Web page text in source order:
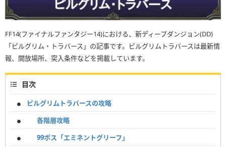
FF14(ファイナルファンタジー14)における、新ディープダンジョン(DD)
「ピルグリム・トラバース」の記事です。ピルグリムトラバースは最新情
報、開放場所、突入条件などを掲載しています。
目次
ピルグリムトラバースの攻略
各階層攻略
99ボス「エミネントグリーフ」